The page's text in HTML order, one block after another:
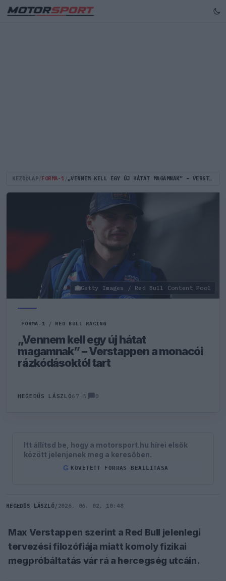
KEZDŐLAP FORMA-1 „VENNEM KELL EGY ÚJ HÁTAT MAGAMNAK” – VERSTAPPEN A MONACÓI RÁZKÓDÁSOKTÓL TART
Getty Images / Red Bull Content Pool
FORMA-1 / RED BULL RACING
„Vennem kell egy új hátat
magamnak” – Verstappen a monacói
rázkódásoktól tart
HEGEDŰS LÁSZLÓ67 N 0
Itt állítsd be, hogy a motorsport.hu hírei elsők
között jelenjenek meg a keresőben.
G KÖVETETT FORRÁS BEÁLLÍTÁSA
HEGEDŰS LÁSZLÓ/ 2026. 06. 02. 10:48
Max Verstappen szerint a Red Bull jelenlegi
tervezési filozófiája miatt komoly fizikai
megpróbáltatás vár rá a hercegség utcáin.